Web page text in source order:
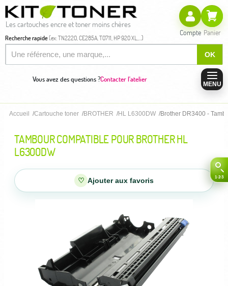
Les cartouches encre et toner moins chères
Recherche rapide(ex: TN2220, CE285A, T0711, HP 920 XL,...)
OK
Compte Panier
Vous avez des questions ?Contacter l'atelier
MENU
Accueil Cartouche toner BROTHER HL L6300DW Brother DR3400 -
TAMBOUR COMPATIBLE POUR BROTHER HL
L6300DW
♡ Ajouter aux favoris